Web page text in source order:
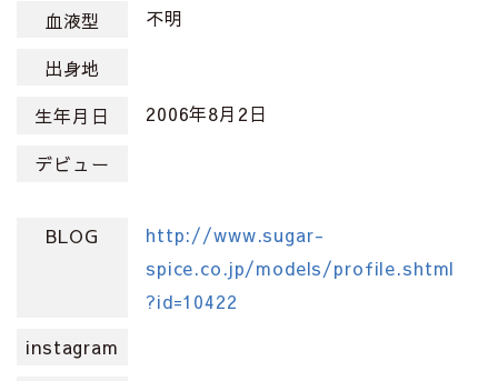
血液型
不明
出身地
生年月日
2006年8月2日
デビュー
BLOG
http://www.sugar-
spice.co.jp/models/profile.shtml
?id=10422
instagram